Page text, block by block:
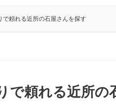
で頼れる近所の石屋さんを探す
で頼れる近所の